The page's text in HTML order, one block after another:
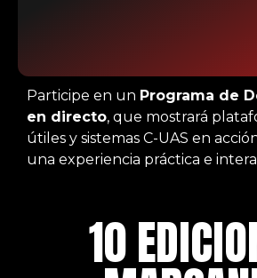
Participe en un Programa de
en directo, que mostrará
útiles y sistemas C-UAS en
una experiencia práctica e
10